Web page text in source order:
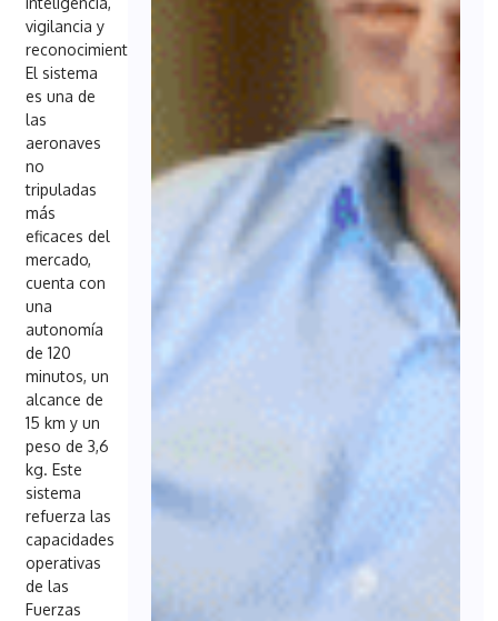
vigilancia y
reconocimiento.
El sistema
es una de
las
aeronaves
no
tripuladas
más
eficaces del
mercado,
cuenta con
una
autonomía
de 120
minutos, un
alcance de
15 km y un
peso de 3,6
kg. Este
sistema
refuerza las
capacidades
operativas
de las
Fuerzas